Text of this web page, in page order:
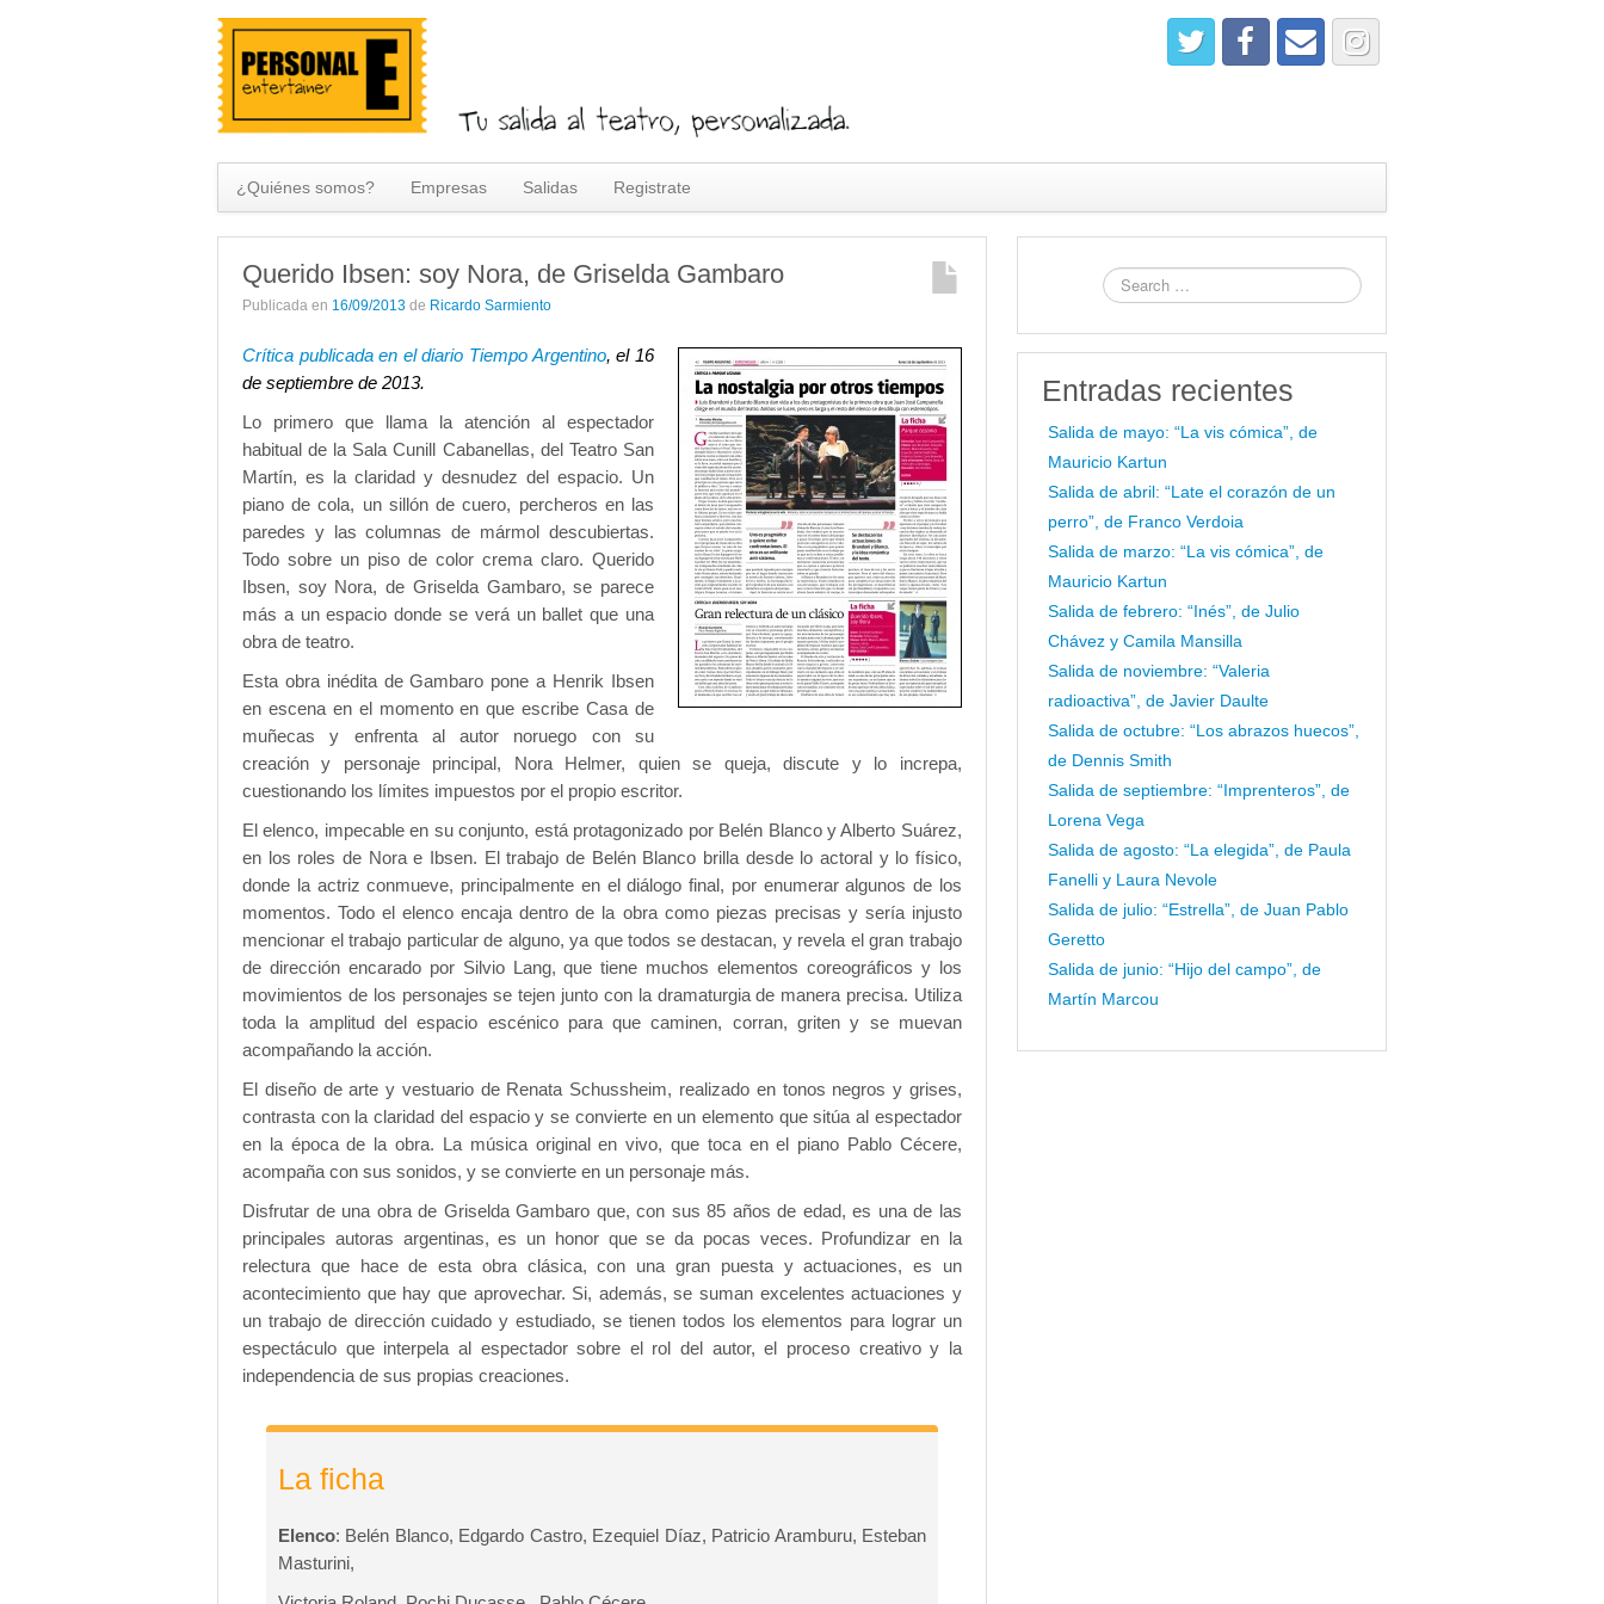
¿Quiénes somos? Empresas Salidas Registrate
Querido Ibsen: soy Nora, de Griselda Gambaro
Publicada en 16/09/2013 de Ricardo Sarmiento
Crítica publicada en el diario Tiempo Argentino, el 16
de septiembre de 2013.
Lo primero que llama la atención al espectador
habitual de la Sala Cunill Cabanellas, del Teatro San
Martín, es la claridad y desnudez del espacio. Un
piano de cola, un sillón de cuero, percheros en las
paredes y las columnas de mármol descubiertas.
Todo sobre un piso de color crema claro. Querido
Ibsen, soy Nora, de Griselda Gambaro, se parece
más a un espacio donde se verá un ballet que una
obra de teatro.
Esta obra inédita de Gambaro pone a Henrik Ibsen
en escena en el momento en que escribe Casa de
muñecas y enfrenta al autor noruego con su
creación y personaje principal, Nora Helmer, quien se queja, discute y lo increpa,
cuestionando los límites impuestos por el propio escritor.
El elenco, impecable en su conjunto, está protagonizado por Belén Blanco y Alberto Suárez,
en los roles de Nora e Ibsen. El trabajo de Belén Blanco brilla desde lo actoral y lo físico,
donde la actriz conmueve, principalmente en el diálogo final, por enumerar algunos de los
momentos. Todo el elenco encaja dentro de la obra como piezas precisas y sería injusto
mencionar el trabajo particular de alguno, ya que todos se destacan, y revela el gran trabajo
de dirección encarado por Silvio Lang, que tiene muchos elementos coreográficos y los
movimientos de los personajes se tejen junto con la dramaturgia de manera precisa. Utiliza
toda la amplitud del espacio escénico para que caminen, corran, griten y se muevan
acompañando la acción.
El diseño de arte y vestuario de Renata Schussheim, realizado en tonos negros y grises,
contrasta con la claridad del espacio y se convierte en un elemento que sitúa al espectador
en la época de la obra. La música original en vivo, que toca en el piano Pablo Cécere,
acompaña con sus sonidos, y se convierte en un personaje más.
Disfrutar de una obra de Griselda Gambaro que, con sus 85 años de edad, es una de las
principales autoras argentinas, es un honor que se da pocas veces. Profundizar en la
relectura que hace de esta obra clásica, con una gran puesta y actuaciones, es un
acontecimiento que hay que aprovechar. Si, además, se suman excelentes actuaciones y
un trabajo de dirección cuidado y estudiado, se tienen todos los elementos para lograr un
espectáculo que interpela al espectador sobre el rol del autor, el proceso creativo y la
independencia de sus propias creaciones.
La ficha
Elenco: Belén Blanco, Edgardo Castro, Ezequiel Díaz, Patricio Aramburu, Esteban
Masturini,
Entradas recientes
Salida de mayo: “La vis cómica”, de
Mauricio Kartun
Salida de abril: “Late el corazón de un
perro”, de Franco Verdoia
Salida de marzo: “La vis cómica”, de
Mauricio Kartun
Salida de febrero: “Inés”, de Julio
Chávez y Camila Mansilla
Salida de noviembre: “Valeria
radioactiva”, de Javier Daulte
Salida de octubre: “Los abrazos huecos”,
de Dennis Smith
Salida de septiembre: “Imprenteros”, de
Lorena Vega
Salida de agosto: “La elegida”, de Paula
Fanelli y Laura Nevole
Salida de julio: “Estrella”, de Juan Pablo
Geretto
Salida de junio: “Hijo del campo”, de
Martín Marcou